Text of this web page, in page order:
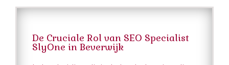
De Cruciale Rol van SEO Specialist
SlyOne in Beverwijk